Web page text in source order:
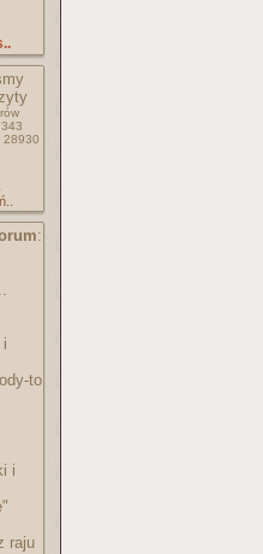
28930
:
i
to
i
raju